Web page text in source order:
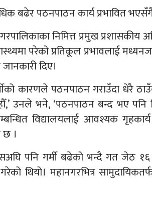
बढेर पठनपाठन कार्य प्रभावित भएसँगै
निमित्त प्रमुख
परेको प्रतिकूल प्रभावलाई
दिए।
कारणले पठनपाठन गराउँदा धेरै
उनले भने, ‘पठनपाठन बन्द भए पनि
विद्यालयलाई आवश्यक
।
पनि गर्मी बढेको भन्दै गत जेठ
थियो। महानगरभित्र